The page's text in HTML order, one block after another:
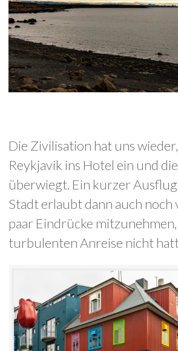
Die Zivilisation hat uns
Reykjavik ins Hotel ein und
überwiegt. Ein kurzer
Stadt erlaubt dann auch noch
paar Eindrücke
turbulenten Anreise nicht